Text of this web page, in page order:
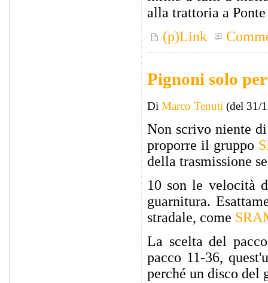
alla trattoria a
(p)Link
Pignoni solo
Di Marco Tenuti (del 31/
Non scrivo niente
proporre il gruppo
della trasmissione
10 son le velocità
guarnitura.
stradale, come
La scelta del
pacco 11-36,
perché un disco del